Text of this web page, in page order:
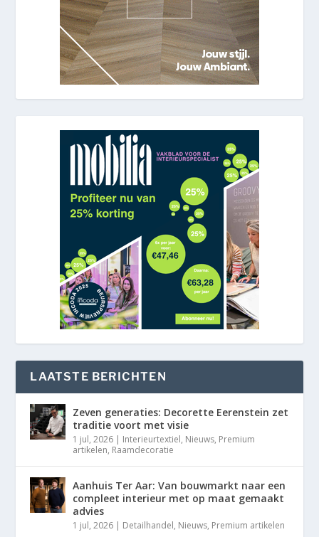
LAATSTE BERICHTEN
Zeven generaties: Decorette Eerenstein zet
traditie voort met visie
1 jul, 2026 | Interieurtextiel, Nieuws, Premium
artikelen, Raamdecoratie
Aanhuis Ter Aar: Van bouwmarkt naar een
compleet interieur met op maat gemaakt
advies
1 jul, 2026 | Detailhandel, Nieuws, Premium artikelen